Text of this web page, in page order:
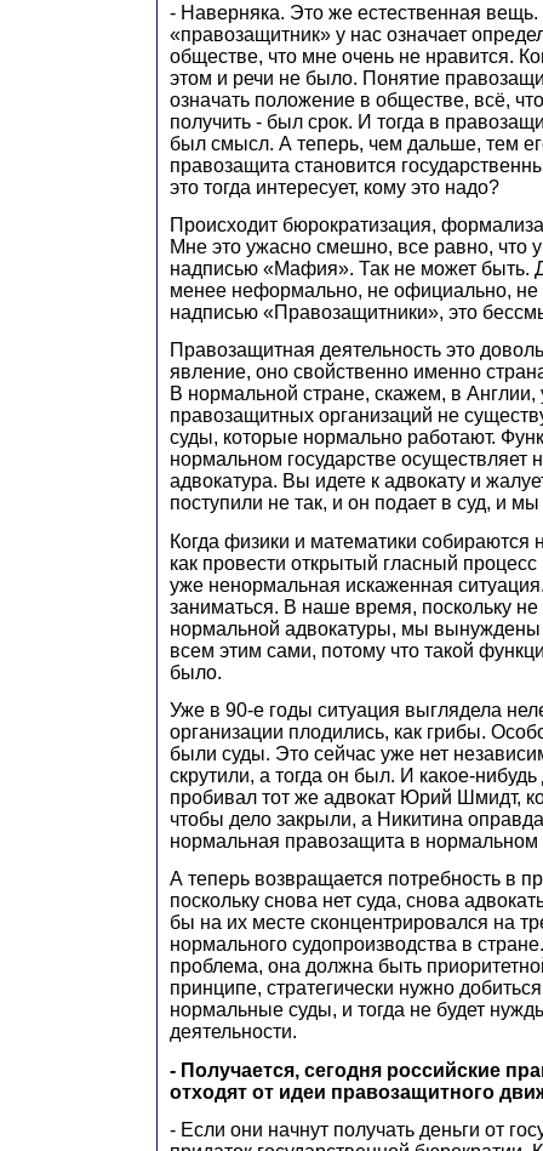
- Наверняка. Это же естественная
«правозащитник» у нас означает
обществе, что мне очень не нравится.
этом и речи не было. Понятие
означать положение в обществе, всё,
получить - был срок. И тогда в
был смысл. А теперь, чем дальше, тем
правозащита становится
это тогда интересует, кому это надо?
Происходит бюрократизация,
Мне это ужасно смешно, все равно, что
надписью «Мафия». Так не может быть.
менее неформально, не официально, не
надписью «Правозащитники», это
Правозащитная деятельность это
явление, оно свойственно именно
В нормальной стране, скажем, в Англии,
правозащитных организаций не
суды, которые нормально работают.
нормальном государстве осуществляет
адвокатура. Вы идете к адвокату и
поступили не так, и он подает в суд, и
Когда физики и математики собираются
как провести открытый гласный
уже ненормальная искаженная
заниматься. В наше время, поскольку
нормальной адвокатуры, мы вынуждены
всем этим сами, потому что такой
было.
Уже в 90-е годы ситуация выглядела
организации плодились, как грибы.
были суды. Это сейчас уже нет
скрутили, а тогда он был. И какое-
пробивал тот же адвокат Юрий Шмидт,
чтобы дело закрыли, а Никитина
нормальная правозащита в нормальном
А теперь возвращается потребность в
поскольку снова нет суда, снова
бы на их месте сконцентрировался на
нормального судопроизводства в
проблема, она должна быть
принципе, стратегически нужно
нормальные суды, и тогда не будет
деятельности.
- Получается, сегодня российские
отходят от идеи правозащитного
- Если они начнут получать деньги от